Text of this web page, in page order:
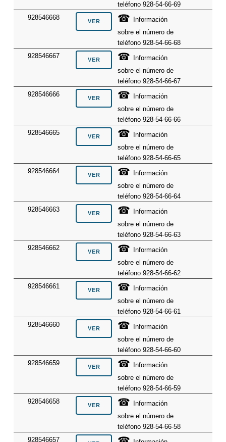
teléfono 928-54-66-69
928546668
☎
Información
sobre el número de
teléfono 928-54-66-68
928546667
☎
Información
sobre el número de
teléfono 928-54-66-67
928546666
☎
Información
sobre el número de
teléfono 928-54-66-66
928546665
☎
Información
sobre el número de
teléfono 928-54-66-65
928546664
☎
Información
sobre el número de
teléfono 928-54-66-64
928546663
☎
Información
sobre el número de
teléfono 928-54-66-63
928546662
☎
Información
sobre el número de
teléfono 928-54-66-62
928546661
☎
Información
sobre el número de
teléfono 928-54-66-61
928546660
☎
Información
sobre el número de
teléfono 928-54-66-60
928546659
☎
Información
sobre el número de
teléfono 928-54-66-59
928546658
☎
Información
sobre el número de
teléfono 928-54-66-58
928546657